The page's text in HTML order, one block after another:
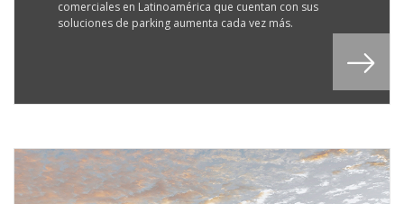
comerciales en Latinoamérica que cuentan con sus
soluciones de parking aumenta cada vez más.